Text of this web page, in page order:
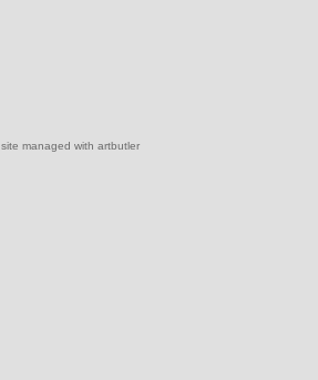
site managed with artbutler